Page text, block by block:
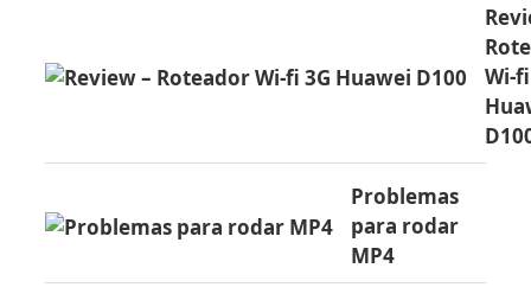
Wi-
Problemas
para rodar
MP4